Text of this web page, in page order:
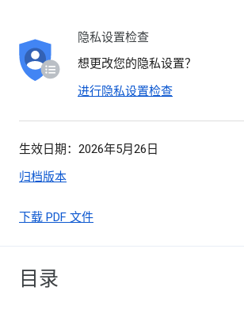
隐私设置检查
想更改您的隐私设置？
进行隐私设置检查
生效日期：2026年5月26日
归档版本
下载 PDF 文件
目录